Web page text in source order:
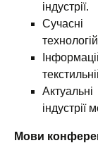
індустрії.
Сучасні
індустрії
Мови